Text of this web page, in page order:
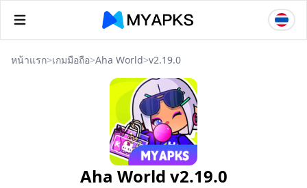
หน้าแรก>เกมมือถือ>Aha World>v2.19.0
Aha World v2.19.0